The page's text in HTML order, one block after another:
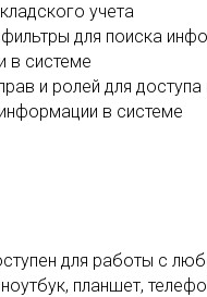
учета
для поиска
в системе
и ролей для
в системе
для работы с
планшет,